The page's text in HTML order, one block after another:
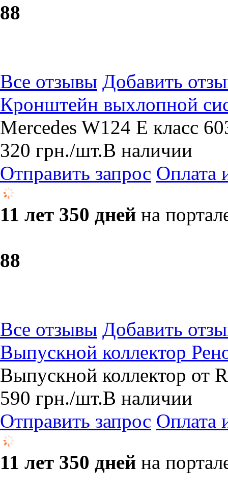
88
Все отзывы Добавить
Кронштейн выхлопной
Mercedes W124 Е класс
320 грн./шт.В наличии
Отправить запрос Оплата
11 лет 350 дней на
88
Все отзывы Добавить
Выпускной коллектор
Выпускной коллектор от
590 грн./шт.В наличии
Отправить запрос Оплата
11 лет 350 дней на